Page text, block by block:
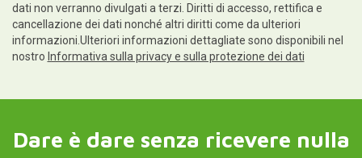
dati non verranno divulgati a terzi. Diritti di accesso, rettifica e
cancellazione dei dati nonché altri diritti come da ulteriori
informazioni.Ulteriori informazioni dettagliate sono disponibili nel
nostro Informativa sulla privacy e sulla protezione dei dati
Dare è dare senza ricevere nulla